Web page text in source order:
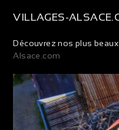
VILLAGES-
Découvrez nos plus
Alsace.com